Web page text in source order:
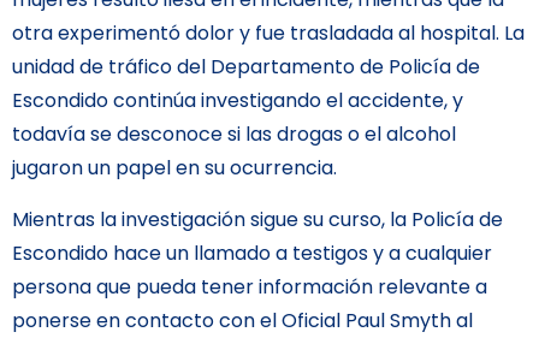
otra experimentó dolor y fue trasladada al hospital. La
unidad de tráfico del Departamento de Policía de
Escondido continúa investigando el accidente, y
todavía se desconoce si las drogas o el alcohol
jugaron un papel en su ocurrencia.
Mientras la investigación sigue su curso, la Policía de
Escondido hace un llamado a testigos y a cualquier
persona que pueda tener información relevante a
ponerse en contacto con el Oficial Paul Smyth al